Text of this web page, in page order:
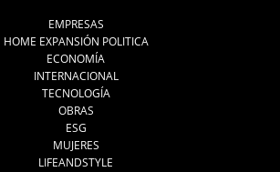
EMPRESAS
HOME EXPANSIÓN POLITICA
ECONOMÍA
INTERNACIONAL
TECNOLOGÍA
OBRAS
ESG
MUJERES
LIFEANDSTYLE